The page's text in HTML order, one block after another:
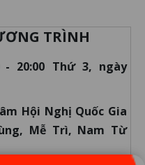
TRÌNH
20:00 Thứ 3, ngày
Hội Nghị Quốc Gia
Mễ Trì, Nam Từ